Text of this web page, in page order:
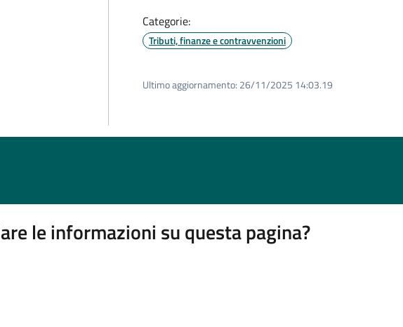
Categorie:
Tributi, finanze e contravvenzioni
Ultimo aggiornamento: 26/11/2025 14:03.19
le informazioni su questa pagina?